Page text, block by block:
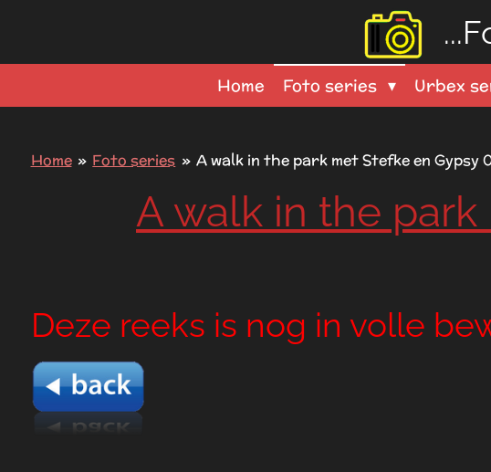
naar
hoofdinhoud
Home Foto series Urbex
Home » Foto series » A walk in the park met Stefke en Gypsy
A walk in the
Deze reeks is nog in volle